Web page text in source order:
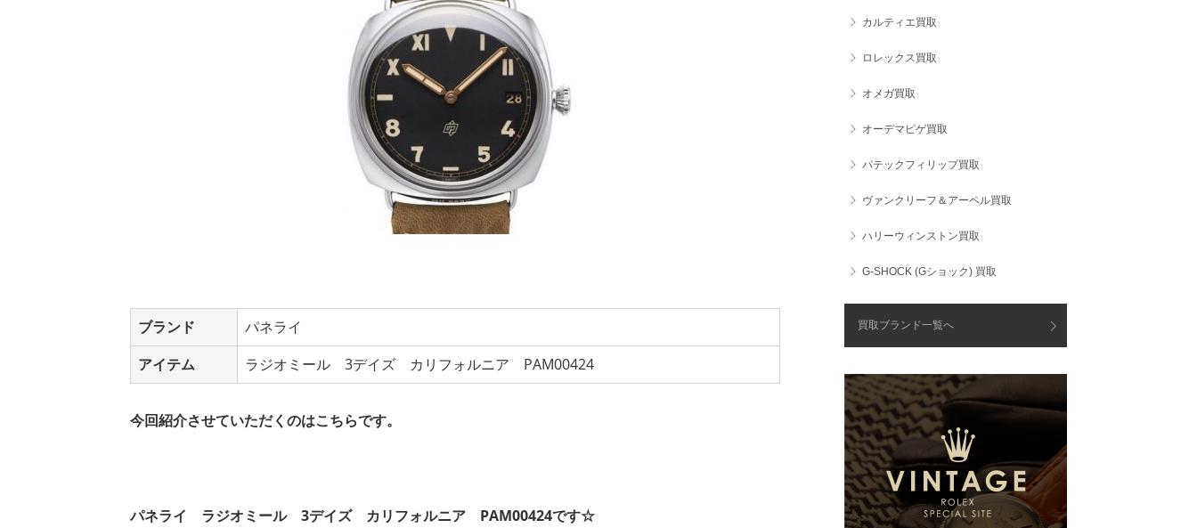
ブランド
パネライ
アイテム
ラジオミール 3デイズ カリフォルニア PAM00424
今回紹介させていただくのはこちらです。
パネライ ラジオミール 3デイズ カリフォルニア PAM00424です☆
カルティエ買取
ロレックス買取
オメガ買取
オーデマピゲ買取
パテックフィリップ買取
ヴァンクリーフ＆アーペル買取
ハリーウィンストン買取
G-SHOCK (Gショック) 買取
買取ブランド一覧へ